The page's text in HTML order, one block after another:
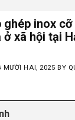
inox cỡ
ở xã hội tại
MƯỜI HAI, 2025 BY